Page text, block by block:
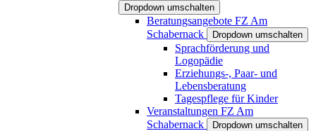
Dropdown umschalten
Beratungsangebote FZ Am
Schabernack
Dropdown umschalten
Sprachförderung und
Logopädie
Erziehungs-, Paar- und
Lebensberatung
Tagespflege für Kinder
Veranstaltungen FZ Am
Schabernack
Dropdown umschalten